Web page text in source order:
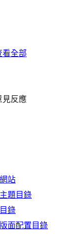
看全部
評
見反應
站
題目錄
錄
面配置目錄